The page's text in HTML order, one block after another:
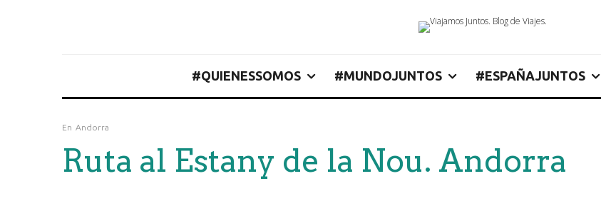
#QUIENESSOMOS #MUNDOJUNTOS #ESPAÑAJUNTOS
En Andorra
Ruta al Estany de la Nou. Andorra